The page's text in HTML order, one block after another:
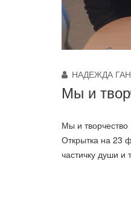
НАДЕЖДА
Мы и
Мы и творчество
Открытка на 23
частичку души и